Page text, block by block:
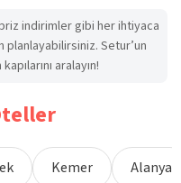
indirimler gibi her ihtiyaca
Setur’un
aralayın!
Kemer Alanya